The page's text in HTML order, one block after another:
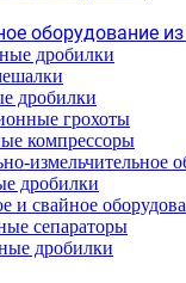
оборудование из
дробилки
дробилки
грохоты
компрессоры
измельчительное
дробилки
и свайное
сепараторы
дробилки